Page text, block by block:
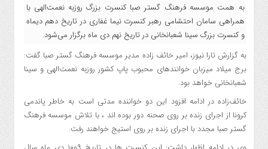
به همت موسسه فرهنگ گستر صبا کنسرت بزرگ روزبه نعمت‌الهی با
همراهی سامان احتشامی رهبر کنسرت نیما غفاری در تاریخ دهم دیماه
و کنسرت بزرگ سینا شعبانخانی در تاریخ نهم دی ماه برگزار می‌شود.
به گزارش تارا نیوز، امیر خائف زاده مدیر موسسه فرهنگ گستر صبا گفت:
برج میلاد میزبان خوانندهای محبوب پاپ کشور روزبه نعمت‌الهی و سینا
شعبانخانی خواهد بود.
خائف‌زاده در ادامه افزود این دو خواننده مدتی است به خاطر پاندمی
کرونا از اجرای زنده بر روی صحنه دور بوده اند ، با تلاش موسسه فرهنگ
گستر صبا مجدد با اجرای زنده بر روی استیج خواهند رفت.